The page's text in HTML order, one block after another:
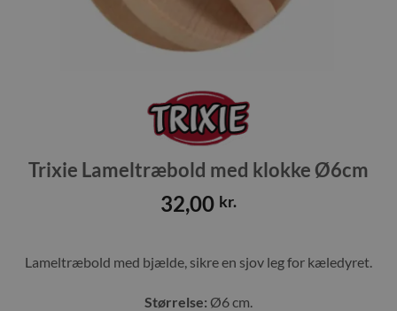
Trixie Lameltræbold med klokke Ø6cm
32,00 kr.
Lameltræbold med bjælde, sikre en sjov leg for kæledyret.
Størrelse: Ø6 cm.